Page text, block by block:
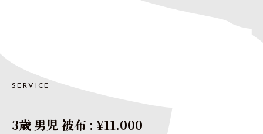
SERVICE
3歳 男児 被布 : ¥11.000